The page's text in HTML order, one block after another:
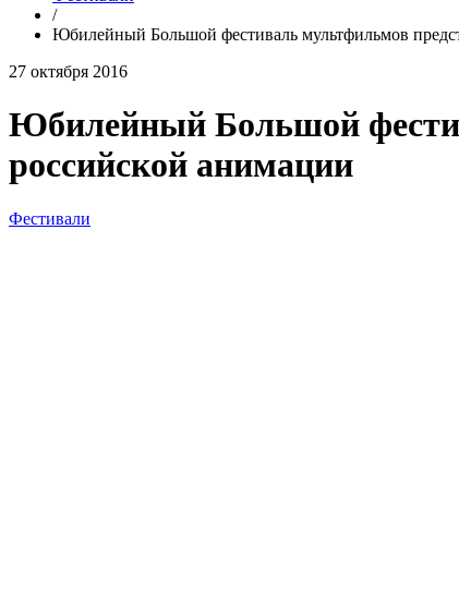
/
Юбилейный Большой фестиваль мультфильмов
27 октября 2016
Юбилейный Большой
российской анимации
Фестивали